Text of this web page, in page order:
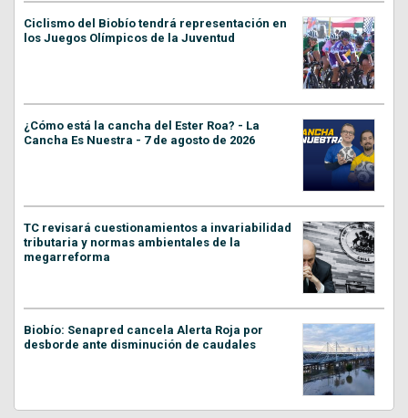
Ciclismo del Biobío tendrá representación en
los Juegos Olímpicos de la Juventud
¿Cómo está la cancha del Ester Roa? - La
Cancha Es Nuestra - 7 de agosto de 2026
TC revisará cuestionamientos a invariabilidad
tributaria y normas ambientales de la
megarreforma
Biobío: Senapred cancela Alerta Roja por
desborde ante disminución de caudales